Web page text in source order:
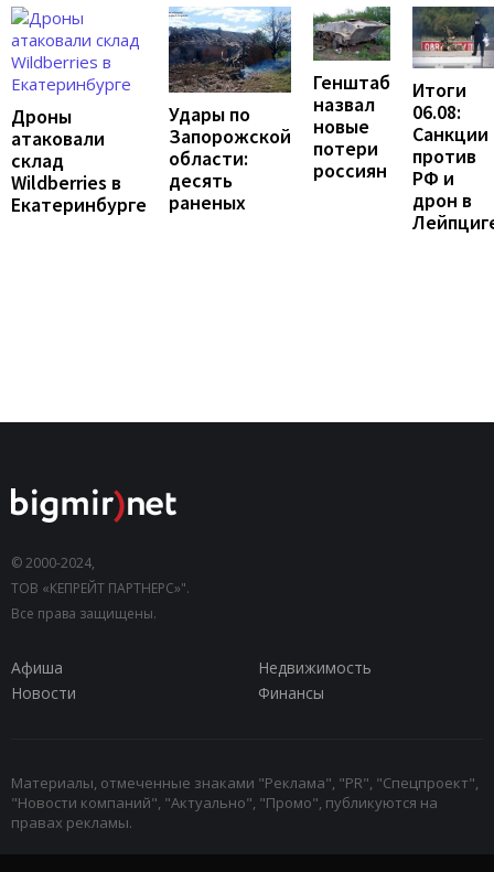
Дроны
атаковали
склад
Wildberries в
Екатеринбурге
Удары по
Запорожской
области:
десять
раненых
Генштаб
назвал
новые
потери
россиян
Итоги
06.08:
Санкции
против
РФ и
дрон в
© 2000-2024,
ТОВ «КЕПРЕЙТ ПАРТНЕРС»".
Все права защищены.
Афиша
Недвижимость
Новости
Финансы
Материалы, отмеченные знаками "Реклама", "PR", "Спецпроект",
"Новости компаний", "Актуально", "Промо", публикуются на
правах рекламы.